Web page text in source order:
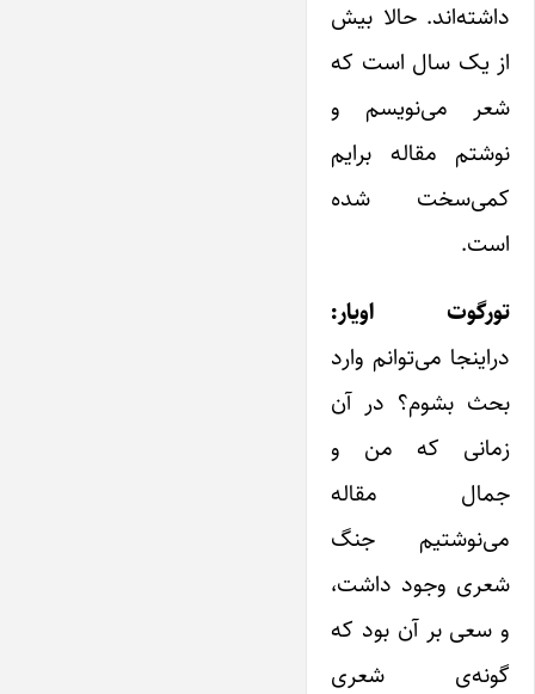
داشته‌اند. حالا بیش
از ‌یک سال است که
شعر می‌نویسم و
نوشتم مقاله برایم
کمی‌سخت شده
است.
تورگوت اویار:
در‌اینجا می‌توانم وارد
بحث بشوم؟ در آن
زمانی که من و
جمال مقاله
می‌نوشتیم جنگ
شعری وجود داشت،
و سعی بر آن بود که
گونه‌ی شعری